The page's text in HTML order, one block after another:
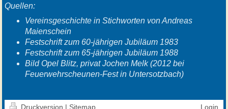
Quellen:
Vereinsgeschichte in Stichworten von Andreas
Maienschein
Festschrift zum 60-jährigen Jubiläum 1983
Festschrift zum 65-jährigen Jubiläum 1988
Bild Opel Blitz, privat Jochen Melk (2012 bei
Feuerwehrscheunen-Fest in Untersotzbach)
Druckversion | Sitemap Login